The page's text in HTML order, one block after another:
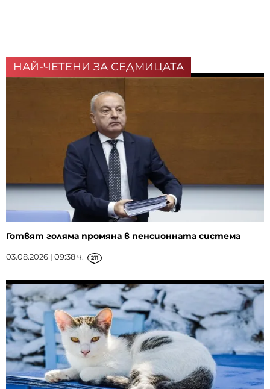
НАЙ-ЧЕТЕНИ ЗА СЕДМИЦАТА
Готвят голяма промяна в пенсионната система
03.08.2026 | 09:38 ч. 211